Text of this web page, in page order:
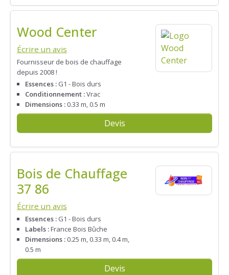
Wood Center
Écrire un avis
Fournisseur de bois de chauffage
depuis 2008 !
Essences : G1 - Bois durs
Conditionnement :Vrac
Dimensions : 0.33 m, 0.5 m
Devis
Bois de Chauffage
37 86
Écrire un avis
Essences : G1 - Bois durs
Labels :France Bois Bûche
Dimensions : 0.25 m, 0.33 m, 0.4 m,
0.5 m
Devis